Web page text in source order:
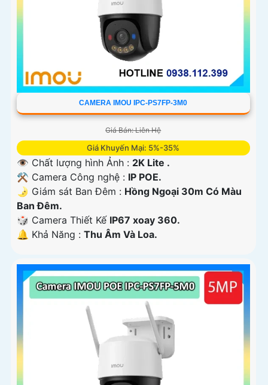
CAMERA IMOU IPC-PS7FP-3M0
Giá Bán: Liên Hệ
Giá Khuyến Mại: 5%-35%
👁 Chất lượng hình Ảnh : 2K Lite .
⚒ Camera Công nghệ : IP POE.
🌛 Giám sát Ban Đêm : Hồng Ngoại 30m Có Màu
Ban Ðêm.
🎲 Camera Thiết Kế IP67 xoay 360.
️🔔 Khả Năng : Thu Âm Và Loa.